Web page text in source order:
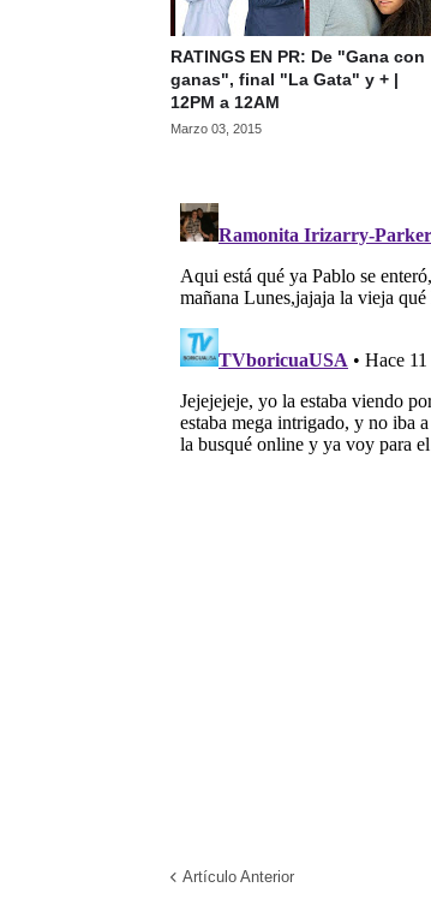
RATINGS EN PR: De "Gana con
ganas", final "La Gata" y + |
12PM a 12AM
Marzo 03, 2015
Artículo Anterior